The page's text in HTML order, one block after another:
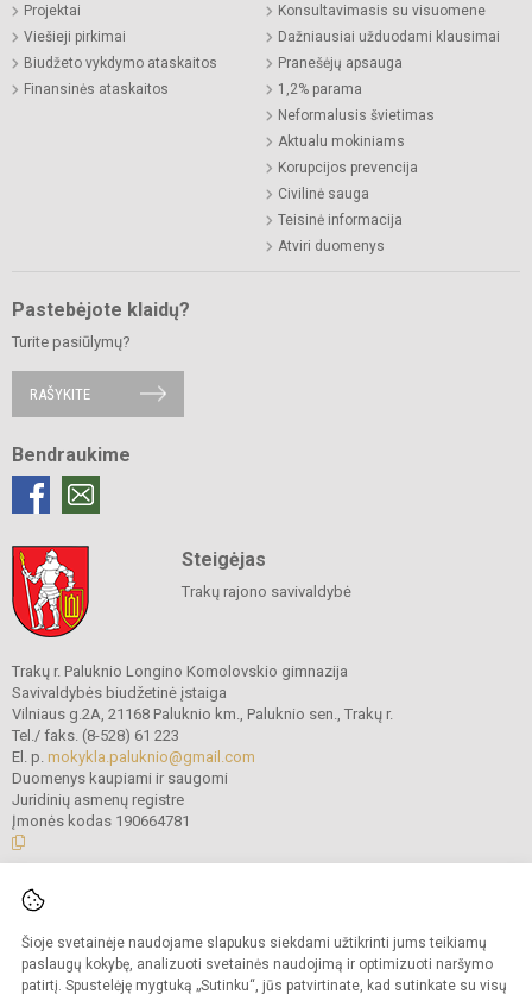
Šioje svetainėje naudojame slapukus siekdami užtikrinti jums teikiamų
paslaugų kokybę, analizuoti svetainės naudojimą ir optimizuoti naršymo
patirtį. Spustelėję mygtuką „Sutinku“, jūs patvirtinate, kad sutinkate su visų
Projektai
Viešieji pirkimai
Biudžeto vykdymo ataskaitos
Finansinės ataskaitos
Konsultavimasis su visuomene
Dažniausiai užduodami klausimai
Pranešėjų apsauga
1,2% parama
Neformalusis švietimas
Aktualu mokiniams
Korupcijos prevencija
Civilinė sauga
Teisinė informacija
Atviri duomenys
Pastebėjote klaidų?
Turite pasiūlymų?
RAŠYKITE
Bendraukime
Steigėjas
Trakų rajono savivaldybė
Trakų r. Paluknio Longino Komolovskio gimnazija
Savivaldybės biudžetinė įstaiga
Vilniaus g.2A, 21168 Paluknio km., Paluknio sen., Trakų r.
Tel./ faks. (8-528) 61 223
El. p. mokykla.paluknio@gmail.com
Duomenys kaupiami ir saugomi
Juridinių asmenų registre
Įmonės kodas 190664781
© 2021. Trakų r. Paluknio Longino Komolovskio gimnazija. Visos teisės
Kopijuoti turinį be raštiško gimnazijos administracijos sutikimo griežtai
draudžiama.